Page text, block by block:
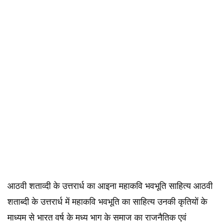
आठवी शताव्दी के उत्तरार्ध का आइना महाकवि भवभूति साहित्य आठवी
शताब्दी के उत्तरार्ध में महाकवि भवभूति का साहित्य उनकी कृतियों के
माध्यम से भारत वर्ष के मध्य भाग के समाज का राजनैतिक एवं